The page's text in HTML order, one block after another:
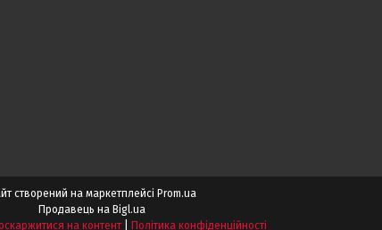
створений на маркетплейсі Prom.ua
Продавець на Bigl.ua
на контент Політика конфіденційності